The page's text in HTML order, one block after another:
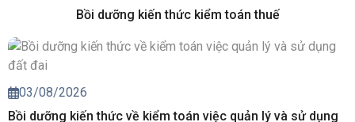
Bồi dưỡng kiến thức kiểm toán thuế
03/08/2026
Bồi dưỡng kiến thức về kiểm toán việc quản lý và sử dụng